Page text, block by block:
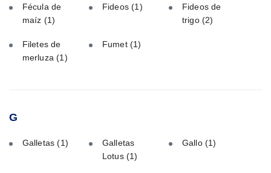
Fécula de
maíz (1)
Fideos(1)
Fideos de
trigo(2)
Filetes de
merluza(1)
Fumet (1)
G
Galletas(1)
Galletas
Lotus (1)
Gallo(1)